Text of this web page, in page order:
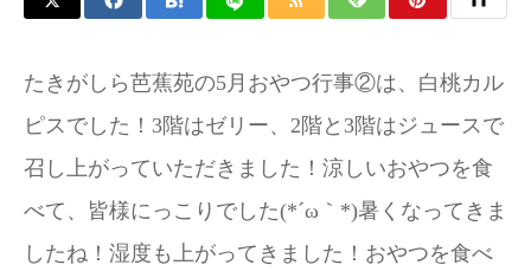
たきがしら芭蕉苑の5月おやつ行事②は、白桃カル
ピスでした！3階はゼリー、2階と3階はジュースで
召し上がっていただきました！涼しいおやつを食
べて、皆様にっこりでした(⁠*⁠´⁠ω⁠｀⁠*⁠)暑くなってきま
したね！湿度も上がってきました！おやつを食べ